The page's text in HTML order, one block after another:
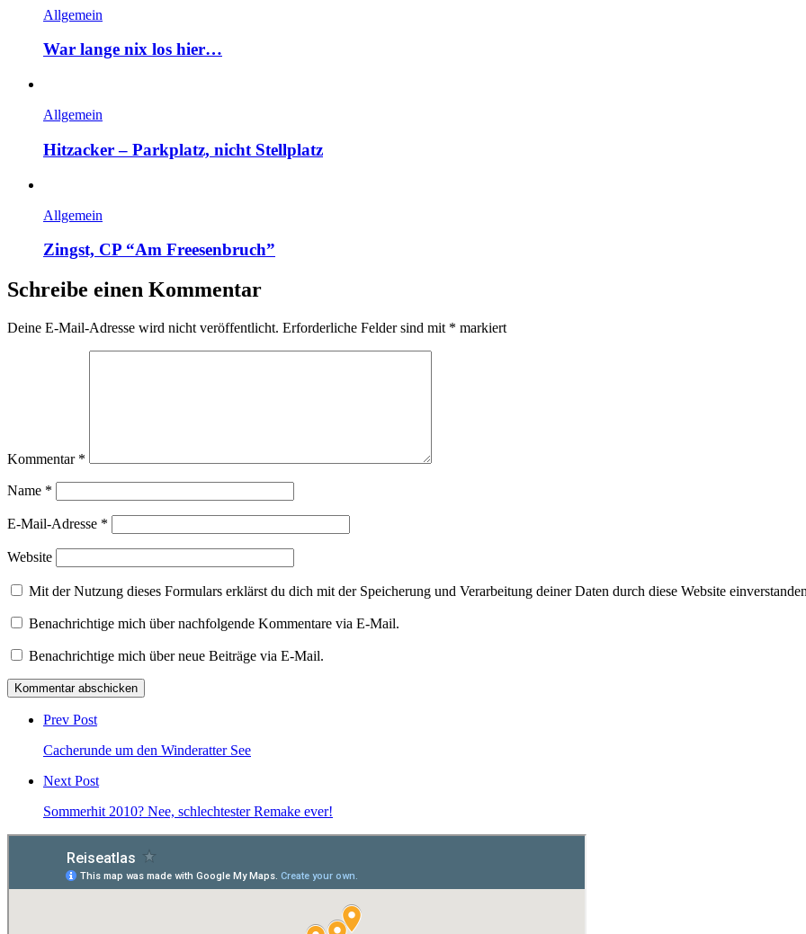
Allgemein
War lange nix los hier…
Allgemein
Hitzacker – Parkplatz, nicht Stellplatz
Allgemein
Zingst, CP “Am Freesenbruch”
Schreibe einen Kommentar
Deine E-Mail-Adresse wird nicht veröffentlicht. Erforderliche Felder sind mit * markiert
Kommentar *
Name *
E-Mail-Adresse *
Website
Mit der Nutzung dieses Formulars erklärst du dich mit der Speicherung und Verarbeitung deiner Daten durch diese Website
Benachrichtige mich über nachfolgende Kommentare via E-Mail.
Benachrichtige mich über neue Beiträge via E-Mail.
Post
comment
Prev Post
Cacherunde um den Winderatter See
Next Post
Sommerhit 2010? Nee, schlechtester Remake ever!